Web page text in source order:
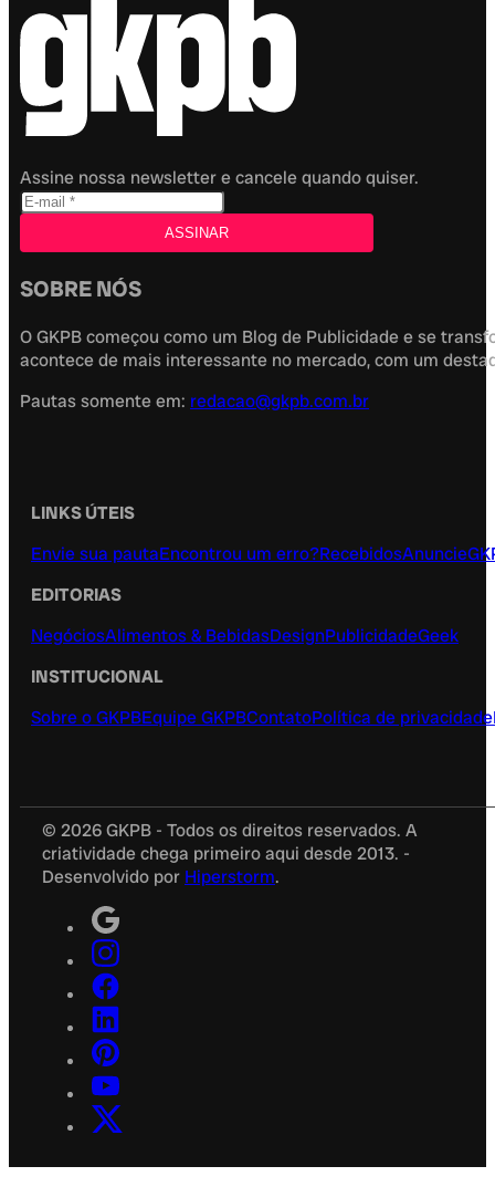
por Yuri Teixeira em
gkpb.com.br
3 de janeiro de 2024 às 15:28
00:00 00:00